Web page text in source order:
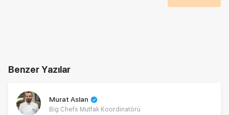
Benzer Yazılar
Murat Aslan
Big Chefs Mutfak Koordinatörü